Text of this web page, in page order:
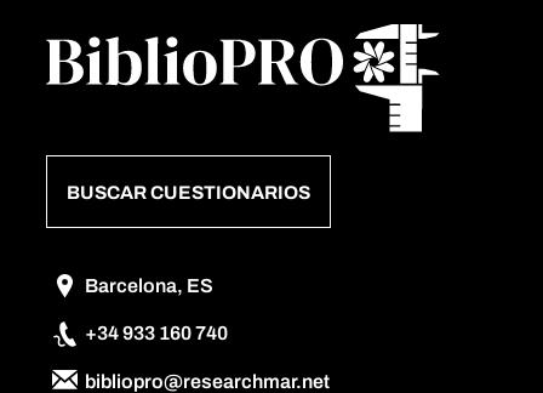
BUSCAR CUESTIONARIOS
Barcelona, ES
+34 933 160 740
bibliopro@researchmar.net